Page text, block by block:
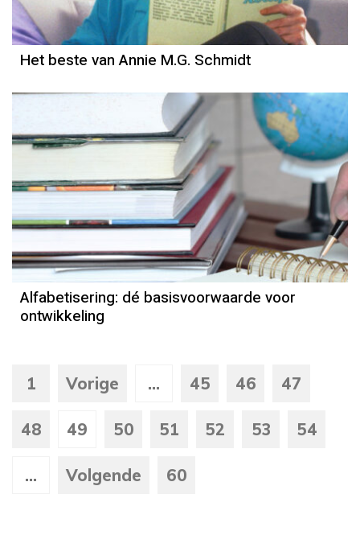
Het beste van Annie M.G. Schmidt
Alfabetisering: dé basisvoorwaarde voor
ontwikkeling
1 Vorige ... 45 46 47
48 49 50 51 52 53 54
... Volgende 60